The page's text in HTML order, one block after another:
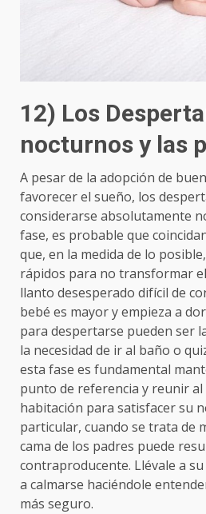
12) Los
nocturnos y las
A pesar de la adopción de
favorecer el sueño, los
considerarse absolutamente
fase, es probable que
que, en la medida de lo
rápidos para no transformar
llanto desesperado difícil de
bebé es mayor y empieza a
para despertarse pueden ser
la necesidad de ir al baño o
esta fase es fundamental
punto de referencia y reunir
habitación para satisfacer su
particular, cuando se trata de
cama de los padres puede
contraproducente. Llévale a
a calmarse haciéndole
más seguro.